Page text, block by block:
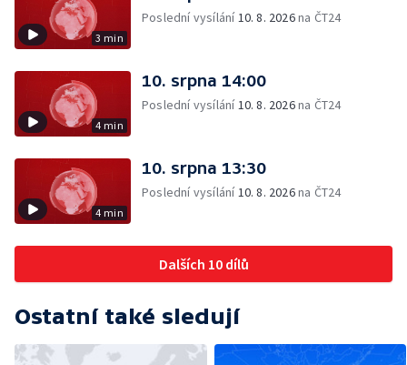
3 min
Poslední vysílání10. 8. 2026na ČT24
4 min
10. srpna 14:00
Poslední vysílání10. 8. 2026na ČT24
4 min
10. srpna 13:30
Poslední vysílání10. 8. 2026na ČT24
Dalších 10 dílů
Ostatní také sledují